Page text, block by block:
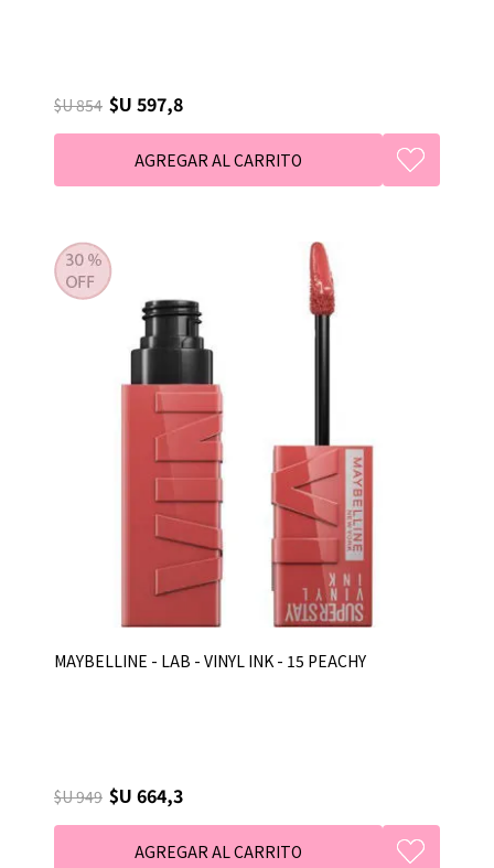
$U 854 $U 597,8
MAYBELLINE - LAB - VINYL INK - 15 PEACHY
$U 949 $U 664,3